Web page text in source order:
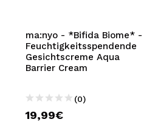
ma:nyo - *Bifida Biome* -
Feuchtigkeitsspendende
Gesichtscreme Aqua
Barrier Cream
(0)
19,99€